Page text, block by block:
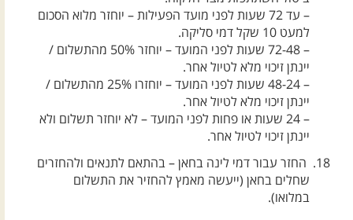
– עד 72 שעות לפני מועד הפעילות – יוחזר מלוא הסכום
למעט 10 שקל דמי סליקה.
– 72-48 שעות לפני המועד – יוחזר 50% מהתשלום /
יינתן זיכוי מלא לטיול אחר.
– 48-24 שעות לפני המועד – יוחזרו 25% מהתשלום /
יינתן זיכוי מלא לטיול אחר.
– 24 שעות או פחות לפני המועד – לא יוחזר תשלום ולא
יינתן זיכוי לטיול אחר.
החזר עבור דמי לינה בחאן – בהתאם לתנאים ולהחזרים
שחלים בחאן (ייעשה מאמץ להחזיר את התשלום
במלואו).